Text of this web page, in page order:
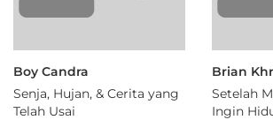
Boy Candra
Senja, Hujan, & Cerita yang
Telah Usai
Brian
Setelah
Ingin